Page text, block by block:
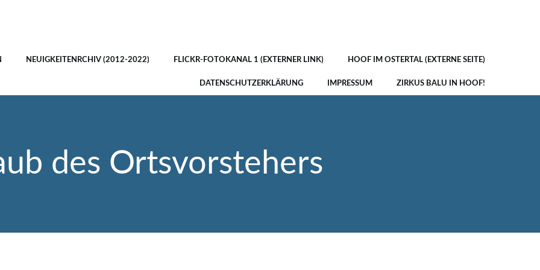
NEUIGKEITENRCHIV (2012-2022) FLICKR-FOTOKANAL 1 (EXTERNER LINK) HOOF IM OSTERTAL (EXTERNE SEITE)
DATENSCHUTZERKLÄRUNG IMPRESSUM ZIRKUS BALU IN HOOF!
des Ortsvorstehers